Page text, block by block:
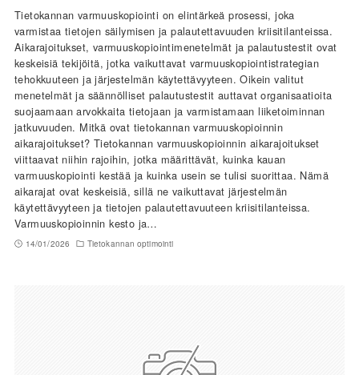
Tietokannan varmuuskopiointi on elintärkeä prosessi, joka
varmistaa tietojen säilymisen ja palautettavuuden kriisitilanteissa.
Aikarajoitukset, varmuuskopiointimenetelmät ja palautustestit ovat
keskeisiä tekijöitä, jotka vaikuttavat varmuuskopiointistrategian
tehokkuuteen ja järjestelmän käytettävyyteen. Oikein valitut
menetelmät ja säännölliset palautustestit auttavat organisaatioita
suojaamaan arvokkaita tietojaan ja varmistamaan liiketoiminnan
jatkuvuuden. Mitkä ovat tietokannan varmuuskopioinnin
aikarajoitukset? Tietokannan varmuuskopioinnin aikarajoitukset
viittaavat niihin rajoihin, jotka määrittävät, kuinka kauan
varmuuskopiointi kestää ja kuinka usein se tulisi suorittaa. Nämä
aikarajat ovat keskeisiä, sillä ne vaikuttavat järjestelmän
käytettävyyteen ja tietojen palautettavuuteen kriisitilanteissa.
Varmuuskopioinnin kesto ja…
14/01/2026 Tietokannan optimointi